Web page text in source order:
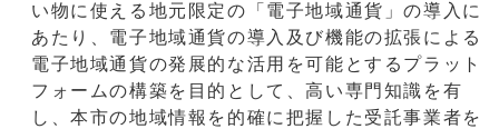
い物に使える地元限定の「電子地域通貨」の導入に
あたり、電子地域通貨の導入及び機能の拡張による
電子地域通貨の発展的な活用を可能とするプラット
フォームの構築を目的として、高い専門知識を有
し、本市の地域情報を的確に把握した受託事業者を